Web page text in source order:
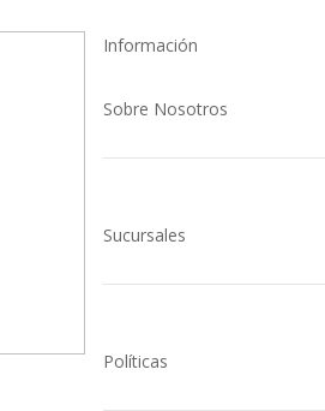
Información
Sobre Nosotros
Sucursales
Políticas